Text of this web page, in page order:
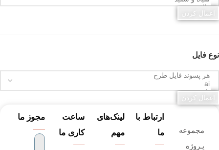
اعمال کردن
نوع فایل
اعمال کردن
مجموعه
پـروژه‌
ارتباط با
ما
لینک‌های
مهم
ساعت
کاری ما
مجوز ما